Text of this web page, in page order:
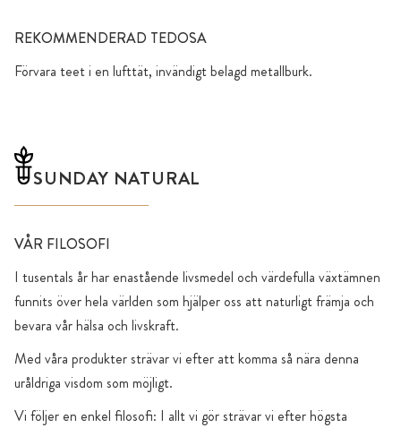
REKOMMENDERAD TEDOSA
Förvara teet i en lufttät, invändigt belagd metallburk.
SUNDAY NATURAL
VÅR FILOSOFI
I tusentals år har enastående livsmedel och värdefulla växtämnen
funnits över hela världen som hjälper oss att naturligt främja och
bevara vår hälsa och livskraft.
Med våra produkter strävar vi efter att komma så nära denna
uråldriga visdom som möjligt.
Vi följer en enkel filosofi: I allt vi gör strävar vi efter högsta